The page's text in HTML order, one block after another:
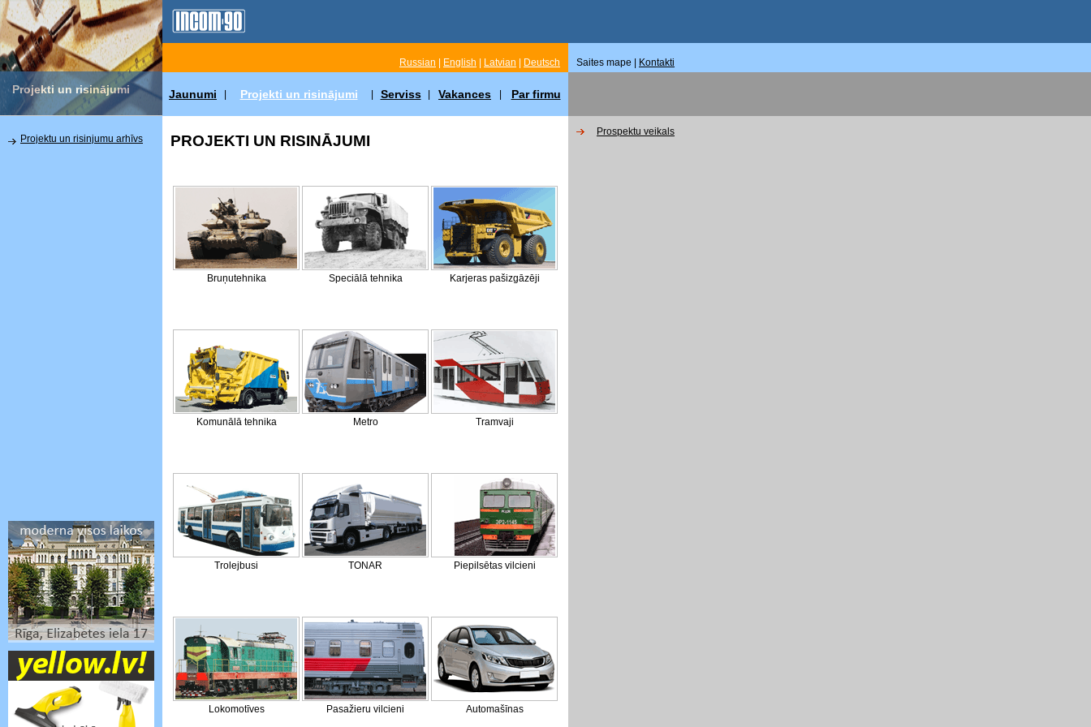
Projekti un risinājumi
Russian English Latvian Deutsch Saites mape | Kontakti
Jaunumi Projekti un risinājumi Serviss Vakances Par firmu
Projektu un risinjumu arhīvs PROJEKTI UN RISINĀJUMI
Bruņutehnika Speciālā tehnika Karjeras pašizgāzēji
Komunālā tehnika Metro Tramvaji
Trolejbusi TONAR Piepilsētas vilcieni
Lokomotīves Pasažieru vilcieni Automašīnas
Prospektu veikals